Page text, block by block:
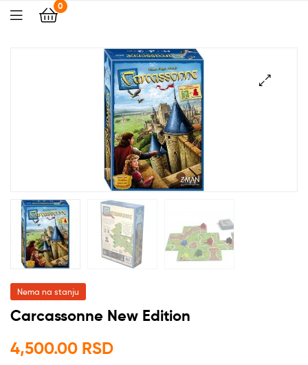
0
Nema na stanju
Carcassonne New Edition
4,500.00 RSD